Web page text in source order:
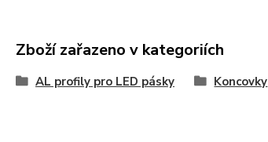
Zboží zařazeno v kategoriích
AL profily pro LED pásky Koncovky